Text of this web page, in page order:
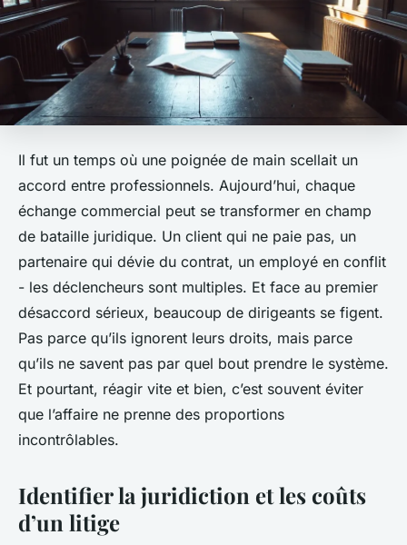
Il fut un temps où une poignée de main scellait un
accord entre professionnels. Aujourd’hui, chaque
échange commercial peut se transformer en champ
de bataille juridique. Un client qui ne paie pas, un
partenaire qui dévie du contrat, un employé en conflit
- les déclencheurs sont multiples. Et face au premier
désaccord sérieux, beaucoup de dirigeants se figent.
Pas parce qu’ils ignorent leurs droits, mais parce
qu’ils ne savent pas par quel bout prendre le système.
Et pourtant, réagir vite et bien, c’est souvent éviter
que l’affaire ne prenne des proportions
incontrôlables.
Identifier la juridiction et les coûts
d’un litige